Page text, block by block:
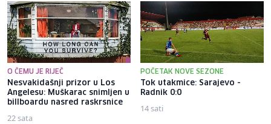
O ČEMU JE RIJEČ
Nesvakidašnji prizor u Los
Angelesu: Muškarac snimljen u
billboardu nasred raskrsnice
22 sata
POČETAK NOVE SEZONE
Tok utakmice: Sarajevo -
Radnik 0:0
14 sati